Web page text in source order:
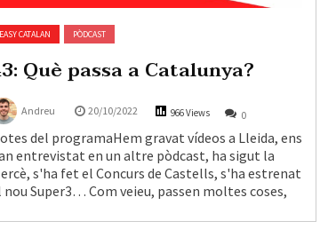
EASY CATALAN PÒDCAST
Què passa a Catalunya?
Andreu 20/10/2022 966 Views 0
del programaHem gravat vídeos a Lleida, ens
entrevistat en un altre pòdcast, ha sigut la
s'ha fet el Concurs de Castells, s'ha estrenat
nou Super3… Com veieu, passen moltes coses,